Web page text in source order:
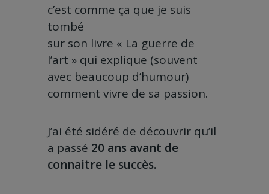
c’est comme ça que je suis
tombé
sur son livre « La guerre de
l’art » qui explique (souvent
avec beaucoup d’humour)
comment vivre de sa passion.
J’ai été sidéré de découvrir qu’il
a passé 20 ans avant de
connaitre le succès.